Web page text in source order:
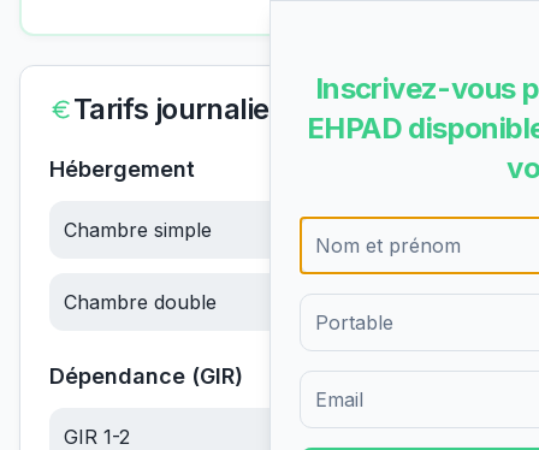
Tarifs journaliers
Hébergement
Chambre simple
Chambre double 70.06€/jour
Dépendance (GIR)
GIR 1-2 22.79€/jour
Inscrivez-vous
EHPAD
Formulaire d'inscription pour